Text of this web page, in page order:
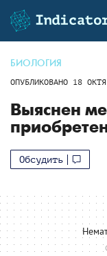
БИОЛОГИЯ
ОПУБЛИКОВАНО 18
Выяснен
Обсудить